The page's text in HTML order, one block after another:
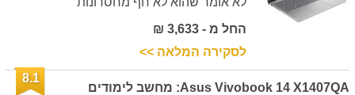
החל מ - 3,633 ₪
לסקירה המלאה >>
Asus Vivobook 14 X1407QA: מחשב לימודים
8.1